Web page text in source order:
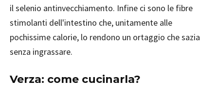
il selenio antinvecchiamento. Infine ci sono le fibre
stimolanti dell'intestino che, unitamente alle
pochissime calorie, lo rendono un ortaggio che sazia
senza ingrassare.
Verza: come cucinarla?